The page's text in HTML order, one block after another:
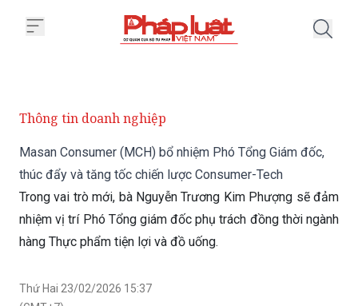
Thông tin doanh nghiệp
Masan Consumer (MCH) bổ nhiệm Phó Tổng Giám đốc,
thúc đẩy và tăng tốc chiến lược Consumer-Tech
Trong vai trò mới, bà Nguyễn Trương Kim Phượng sẽ đảm
hàng Thực phẩm tiện lợi và đồ uống.